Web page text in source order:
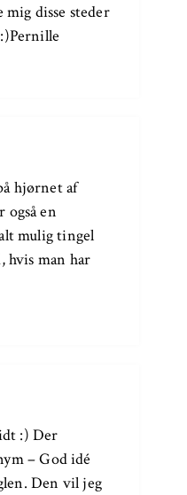
disse steder
hjørnet af
også en
mulig tingel
hvis man har
:) Der
– God idé
Den vil jeg